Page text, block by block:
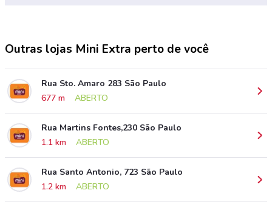
Outras lojas Mini Extra perto de você
Rua Sto. Amaro 283 São Paulo
677 m
ABERTO
Rua Martins Fontes,230 São Paulo
1.1 km
ABERTO
Rua Santo Antonio, 723 São Paulo
1.2 km
ABERTO